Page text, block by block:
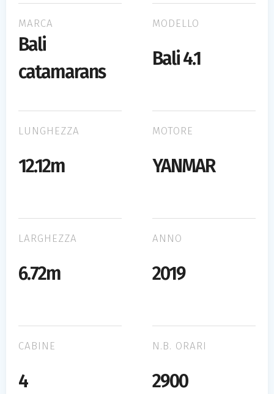
MARCA
Bali
catamarans
MODELLO
Bali 4.1
LUNGHEZZA
12.12m
MOTORE
YANMAR
LARGHEZZA
6.72m
ANNO
2019
CABINE
4
N.B. ORARI
2900